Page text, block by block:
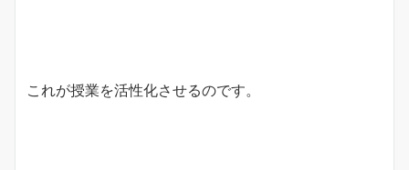
これが授業を活性化させるのです。